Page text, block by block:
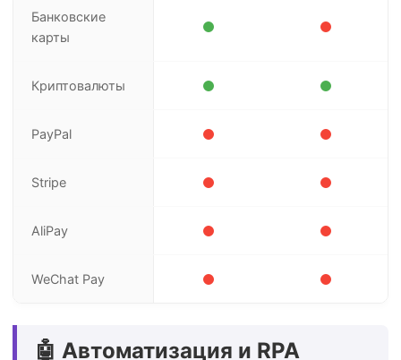
Банковские
карты
Криптовалюты
PayPal
Stripe
AliPay
WeChat Pay
🤖 Автоматизация и RPA